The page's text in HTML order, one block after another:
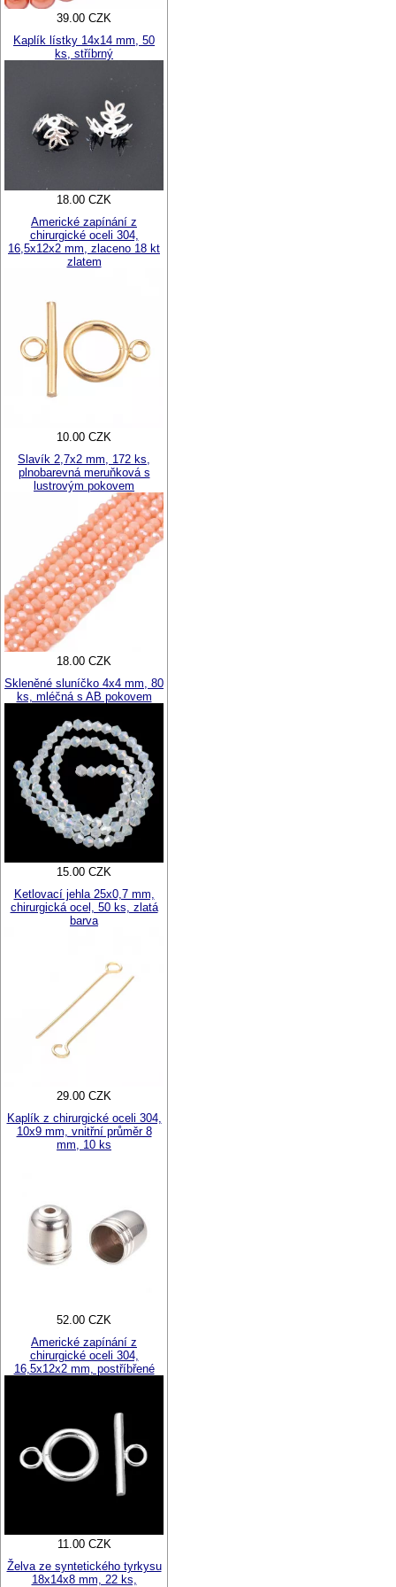
39.00 CZK
Kaplík lístky 14x14 mm, 50
ks, stříbrný
18.00 CZK
Americké zapínání z
chirurgické oceli 304,
16,5x12x2 mm, zlaceno 18 kt
zlatem
10.00 CZK
Slavík 2,7x2 mm, 172 ks,
plnobarevná meruňková s
lustrovým pokovem
18.00 CZK
Skleněné sluníčko 4x4 mm, 80
ks, mléčná s AB pokovem
15.00 CZK
Ketlovací jehla 25x0,7 mm,
chirurgická ocel, 50 ks, zlatá
barva
29.00 CZK
Kaplík z chirurgické oceli 304,
10x9 mm, vnitřní průměr 8
mm, 10 ks
52.00 CZK
Americké zapínání z
chirurgické oceli 304,
16,5x12x2 mm, postříbřené
11.00 CZK
Želva ze syntetického tyrkysu
18x14x8 mm, 22 ks,